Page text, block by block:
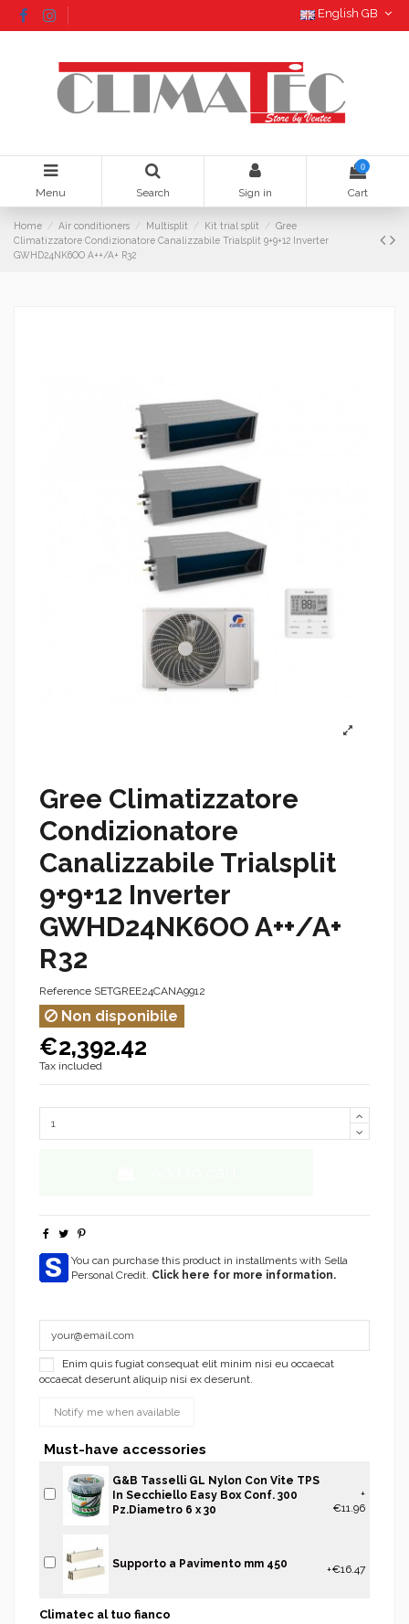
English GB
Menu Search Sign in
0
Cart
Home Air conditioners Multisplit Kit trial split
Gree
Climatizzatore Condizionatore Canalizzabile Trialsplit 9+9+12 Inverter
GWHD24NK6OO A++/A+ R32
Gree Climatizzatore
Condizionatore
Canalizzabile Trialsplit
9+9+12 Inverter
GWHD24NK6OO A++/A+
R32
Reference SETGREE24CANA9912
Non disponibile
€2,392.42
Tax included
You can purchase this product in installments with Sella
Personal Credit. Click here for more information.
Enim quis fugiat consequat elit minim nisi eu occaecat
occaecat deserunt aliquip nisi ex deserunt.
Must-have accessories
G&B Tasselli GL Nylon Con Vite TPS
In Secchiello Easy Box Conf. 300
Pz.Diametro 6 x 30
+
€11.96
Supporto a Pavimento mm 450 +€16.47
Climatec al tuo fianco